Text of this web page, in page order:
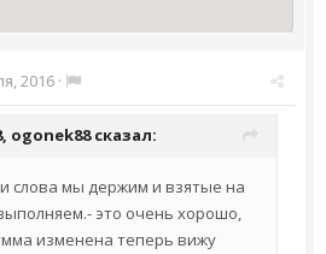
2016 ·
ogonek88сказал:
слова мы держим и взятые на
это очень хорошо,
изменена теперь вижу